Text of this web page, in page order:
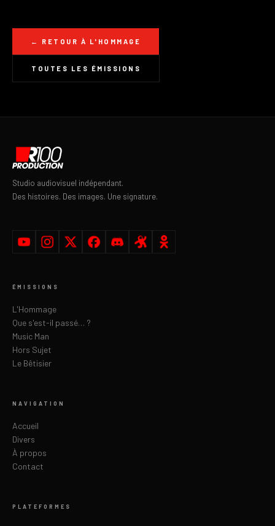
← RETOUR À L'HOMMAGE
TOUTES LES ÉMISSIONS
Studio audiovisuel indépendant.
Des histoires. Des images. Une signature.
ÉMISSIONS
L'Hommage
Que s'est-il passé… ?
Music Man
Hors Sujet
Le Bêtisier
NAVIGATION
Accueil
Divers
À propos
Contact
PLATEFORMES